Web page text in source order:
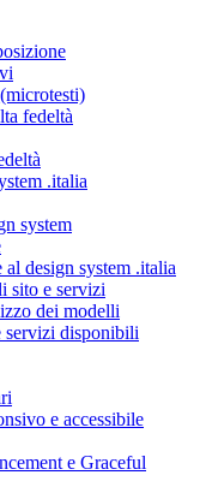
fedeltà
.italia
system
design system .italia
sito e servizi
dei modelli
servizi disponibili
e accessibile
e Graceful